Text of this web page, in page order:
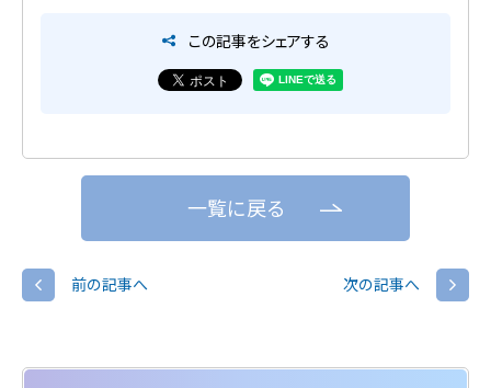
この記事をシェアする
一覧に戻る
前の記事へ 次の記事へ